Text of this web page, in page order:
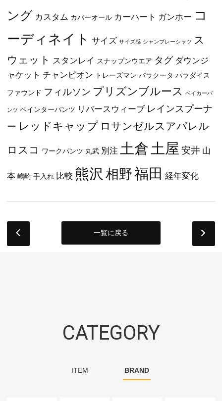
ング カスタム カバーオール カーハート ガンホー コ
ーディネイト サイズ サイズ感 シャンブレーシャツ
ス
ウェット スタンレイ スナップンウエア タグ ダウンジ
ャケット チャンピオン トレーズマン バラクータ パラダイス
ファウンド フィルソン プリズンブルース ベイカーパ
ンツ ペインターパンツ リバースウィーブ レインスプーナ
ー レッドキャップ ロサンゼルスアパレル
ロスコ ワークパンツ 丸武 別注 土倉 土屋 安井 山
本 嶋崎 手入れ 比較 熊沢 相野福田 経年変化
一覧に戻る
CATEGORY
ITEM BRAND